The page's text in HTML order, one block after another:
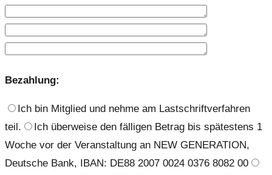
Bezahlung:
Ich bin Mitglied und nehme am Lastschriftverfahren
teil.
Ich überweise den fälligen Betrag bis spätestens 1
Woche vor der Veranstaltung an NEW GENERATION,
Deutsche Bank, IBAN: DE88 2007 0024 0376 8082 00